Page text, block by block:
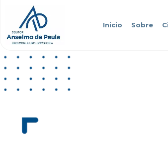
Inicio Sobre